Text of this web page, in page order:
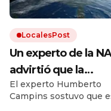
LocalesPost
Un experto de la
advirtió que la
humanidad debe
prepararse para el
El experto Humberto
Campins sostuvo que